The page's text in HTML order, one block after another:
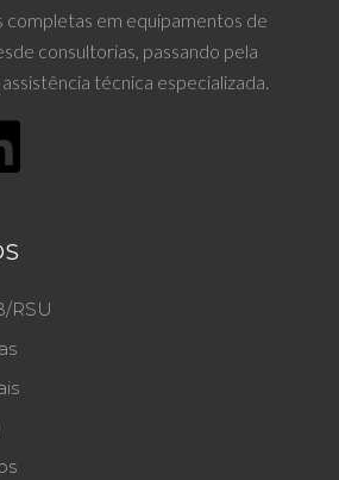
em equipamentos de
consultorias, passando pela
técnica especializada.
RSU